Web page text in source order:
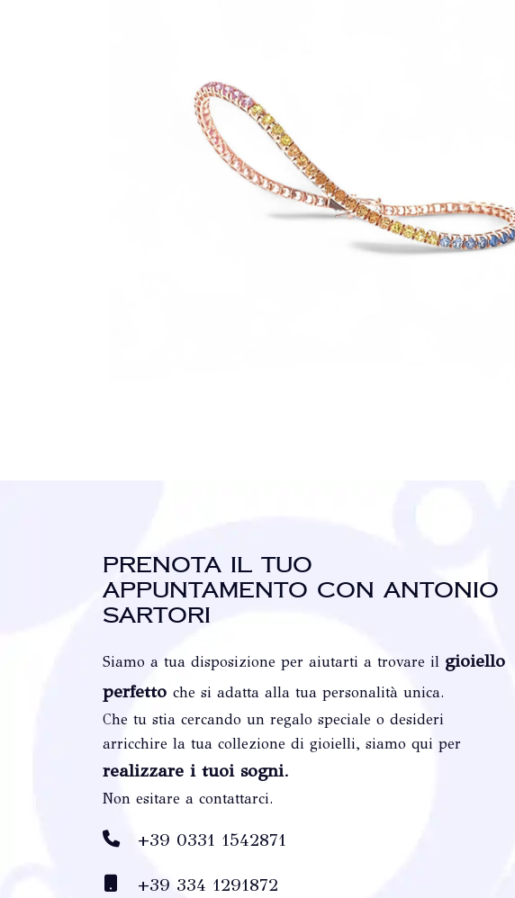
Prenota il tuo
appuntamento con Antonio
Sartori
Siamo a tua disposizione per aiutarti a trovare il gioiello
perfetto che si adatta alla tua personalità unica.
Che tu stia cercando un regalo speciale o desideri
arricchire la tua collezione di gioielli, siamo qui per
realizzare i tuoi sogni.
Non esitare a contattarci.
+39 0331 1542871
+39 334 1291872